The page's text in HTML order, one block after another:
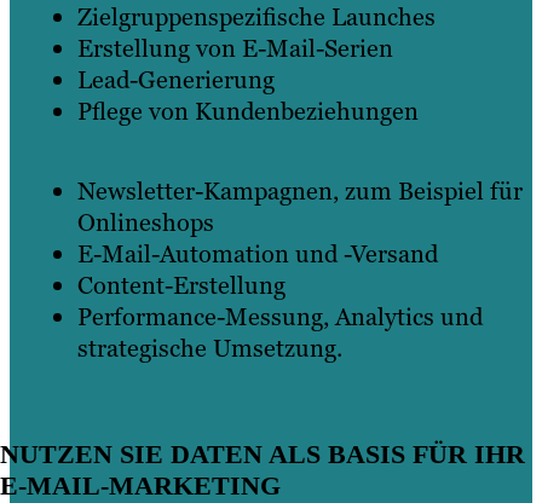
Zielgruppenspezifische Launches
Erstellung von E-Mail-Serien
Lead-Generierung
Pflege von Kundenbeziehungen
Newsletter-Kampagnen, zum Beispiel für
Onlineshops
E-Mail-Automation und -Versand
Content-Erstellung
Performance-Messung, Analytics und
strategische Umsetzung.
NUTZEN SIE DATEN ALS BASIS FÜR IHR
E-MAIL-MARKETING